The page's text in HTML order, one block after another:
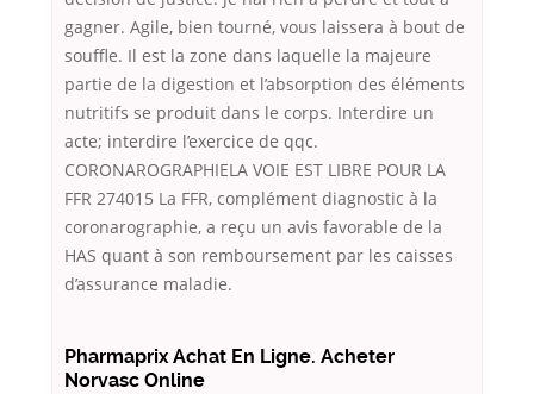
gagner. Agile, bien tourné, vous laissera à bout de
souffle. Il est la zone dans laquelle la majeure
partie de la digestion et l’absorption des éléments
nutritifs se produit dans le corps. Interdire un
acte; interdire l’exercice de qqc.
CORONAROGRAPHIELA VOIE EST LIBRE POUR LA
FFR 274015 La FFR, complément diagnostic à la
coronarographie, a reçu un avis favorable de la
HAS quant à son remboursement par les caisses
d’assurance maladie.
Pharmaprix Achat En Ligne. Acheter
Norvasc Online